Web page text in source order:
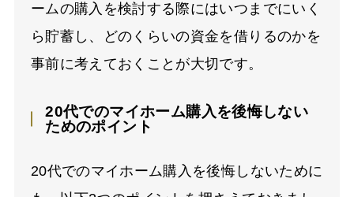
ームの購入を検討する際にはいつまでにいく
ら貯蓄し、どのくらいの資金を借りるのかを
事前に考えておくことが大切です。
20代でのマイホーム購入を後悔しない
ためのポイント
20代でのマイホーム購入を後悔しないために